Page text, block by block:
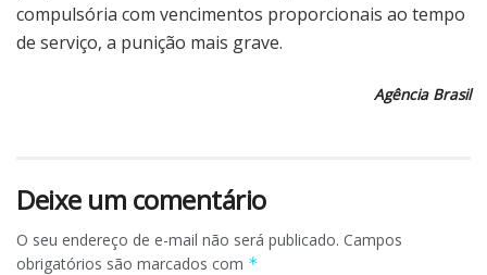
compulsória com vencimentos proporcionais ao tempo
de serviço, a punição mais grave.
Agência Brasil
Deixe um comentário
O seu endereço de e-mail não será publicado. Campos
obrigatórios são marcados com *